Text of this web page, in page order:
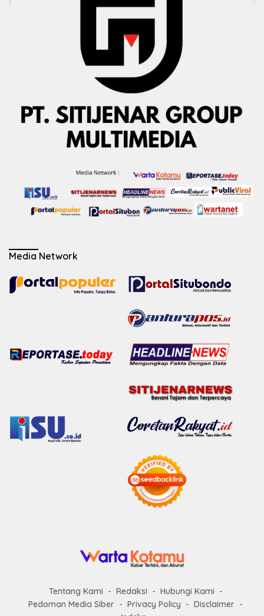
Media Network
Tentang Kami Redaksi
Hubungi Kami
Pedoman Media Siber
Privacy Policy
Disclaimer